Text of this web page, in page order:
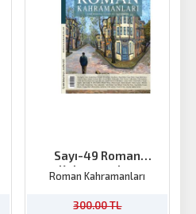
Sayı-49 Roman
Kahramanları
Roman Kahramanları
300.00 TL